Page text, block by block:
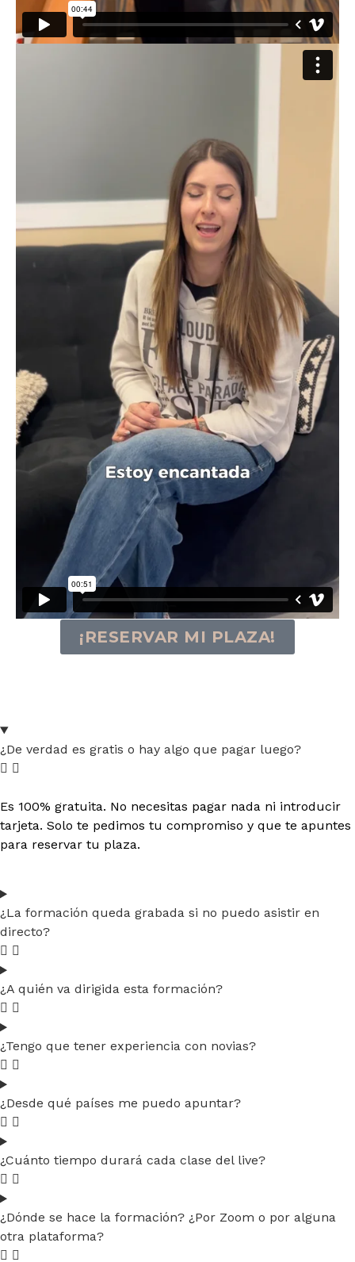
¡RESERVAR MI PLAZA!
¿De verdad es gratis o hay algo que pagar luego?
Es 100% gratuita. No necesitas pagar nada ni introducir
tarjeta. Solo te pedimos tu compromiso y que te apuntes
para reservar tu plaza.
¿La formación queda grabada si no puedo asistir en
directo?
¿A quién va dirigida esta formación?
¿Tengo que tener experiencia con novias?
¿Desde qué países me puedo apuntar?
¿Cuánto tiempo durará cada clase del live?
¿Dónde se hace la formación? ¿Por Zoom o por alguna
otra plataforma?